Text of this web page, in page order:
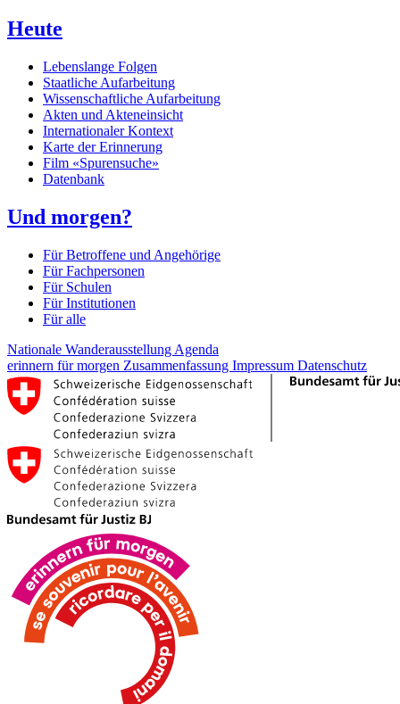
Heute
Lebenslange Folgen
Staatliche Aufarbeitung
Wissenschaftliche Aufarbeitung
Akten und Akteneinsicht
Internationaler Kontext
Karte der Erinnerung
Film «Spurensuche»
Datenbank
Und morgen?
Für Betroffene und Angehörige
Für Fachpersonen
Für Schulen
Für Institutionen
Für alle
Nationale Wanderausstellung Agenda
erinnern für morgen Zusammenfassung Impressum Datenschutz